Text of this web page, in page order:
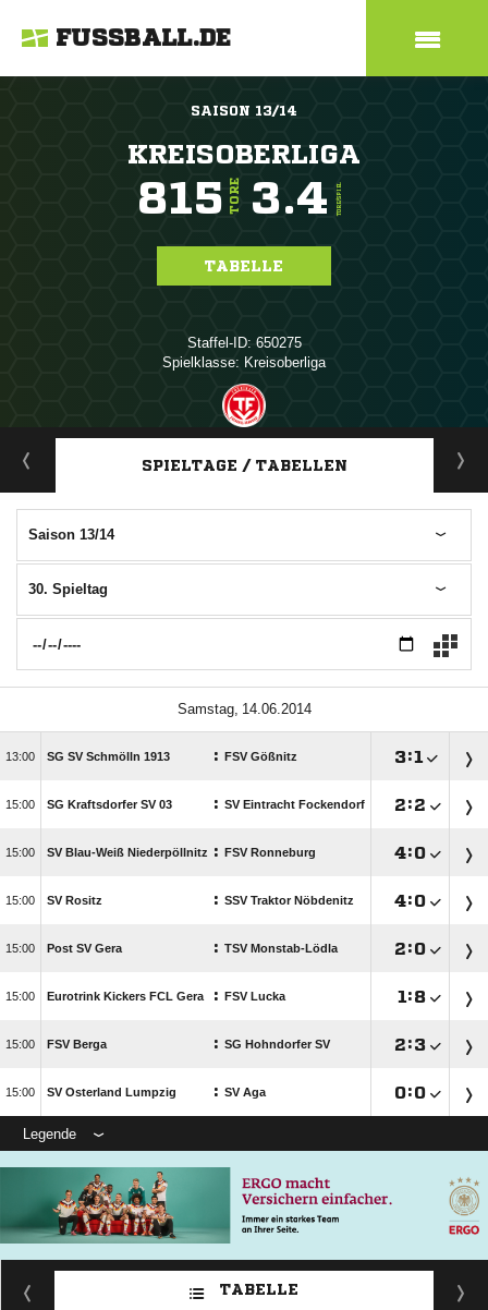
FUSSBALL.DE
SAISON 13/14
KREISOBERLIGA
815 TORE 3.4 TORE/SPIEL
TABELLE
Staffel-ID: 650275
Spielklasse: Kreisoberliga
ANZEIGE
SPIELTAGE / TABELLEN
Saison 13/14
30. Spieltag
 
 SG SV Schmölln 1913 : FSV Gößnitz :
 SG Kraftsdorfer SV 03 : SV Eintracht Fockendorf :
 SV Blau-Weiß Niederpöllnitz : FSV Ronneburg :
 SV Rositz : SSV Traktor Nöbdenitz :
 Post SV Gera : TSV Monstab-Lödla :
 Eurotrink Kickers FCL Gera : FSV Lucka  :
 FSV Berga : SG Hohndorfer SV :
 SV Osterland Lumpzig : SV Aga :
Legende
TABELLE